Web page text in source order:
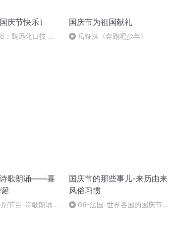
庆节快乐）
：魏迅化口技 二
国庆节为祖国献礼
岳钲淇《奔跑吧少年》
诗歌朗诵——喜
节目-诗歌朗诵-
国庆节的那些事儿-来历由来
风俗习惯
06-法国-世界各国的国庆节-